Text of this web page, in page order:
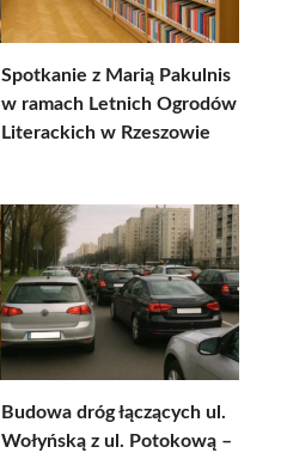
Spotkanie z Marią Pakulnis
w ramach Letnich Ogrodów
Literackich w Rzeszowie
Budowa dróg łączących ul.
Wołyńską z ul. Potokową –